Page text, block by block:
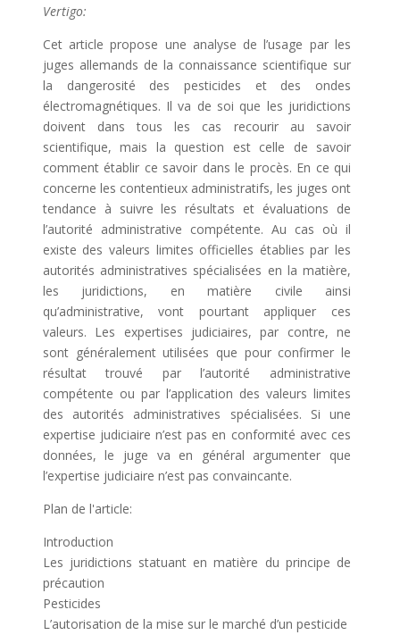
Vertigo:
Cet article propose une analyse de l’usage par les
juges allemands de la connaissance scientifique sur
la dangerosité des pesticides et des ondes
électromagnétiques. Il va de soi que les juridictions
doivent dans tous les cas recourir au savoir
scientifique, mais la question est celle de savoir
comment établir ce savoir dans le procès. En ce qui
concerne les contentieux administratifs, les juges ont
tendance à suivre les résultats et évaluations de
l’autorité administrative compétente. Au cas où il
existe des valeurs limites officielles établies par les
autorités administratives spécialisées en la matière,
les juridictions, en matière civile ainsi
qu’administrative, vont pourtant appliquer ces
valeurs. Les expertises judiciaires, par contre, ne
sont généralement utilisées que pour confirmer le
résultat trouvé par l’autorité administrative
compétente ou par l’application des valeurs limites
des autorités administratives spécialisées. Si une
expertise judiciaire n’est pas en conformité avec ces
données, le juge va en général argumenter que
l’expertise judiciaire n’est pas convaincante.
Plan de l'article:
Introduction
Les juridictions statuant en matière du principe de
précaution
Pesticides
L’autorisation de la mise sur le marché d’un pesticide